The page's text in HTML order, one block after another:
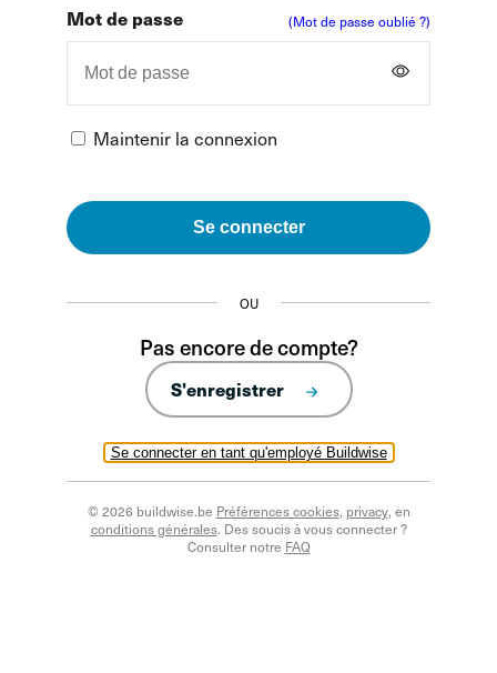
Se connecter en tant qu'employé Buildwise
Mot de passe (Mot de passe oublié ?)
Maintenir la connexion
Se connecter
OU
Pas encore de compte?
S'enregistrer
© 2026 buildwise.be Préférences cookies, privacy, en
conditions générales. Des soucis à vous connecter ?
Consulter notre FAQ